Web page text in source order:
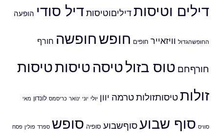
דילים וטיסותדיליםוטיסותדיל סודי הופעה
החופשהגדול וויזאייר חופים חופשחופשה חורף
חורףחם טוס בזולטיסה טיסותטיסות
זולותטיסותזולותטרמה יוון יולי יוני ינואר כריסמס לונדון מאי
סוויס סוף שבועסוףשבוע סופיה סופש ספרד פולין פסח